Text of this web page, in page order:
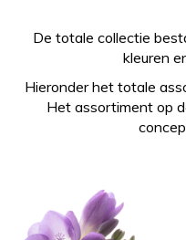
De totale collectie
kleuren
Hieronder het totale
Het assortiment op